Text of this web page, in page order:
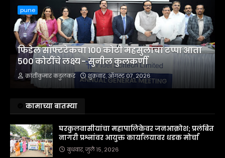
pune
फिडेल सॉफ्टटेकचा १०० कोटी महसुलाचा टप्पा आता
५०० कोटींचे लक्ष्य - सुनील कुलकर्णी
क्रांतीकुमार कडुलकर शुक्रवार, ऑगस्ट ०७, २०२६
कामाच्या बातम्या
घरकुलवासीयांचा महापालिकेवर जनआक्रोश; प्रलंबित
नागरी प्रश्नांवर आयुक्त कार्यालयावर धडक मोर्चा
बुधवार, जुलै १५, २०२६